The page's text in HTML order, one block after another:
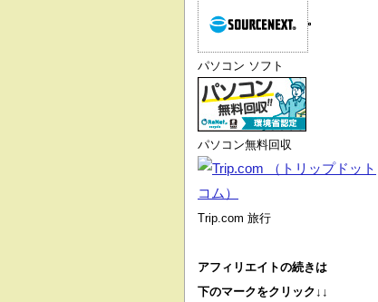
パソコン ソフト
パソコン無料回収
Trip.com 旅行
アフィリエイトの続きは
下のマークをクリック↓↓